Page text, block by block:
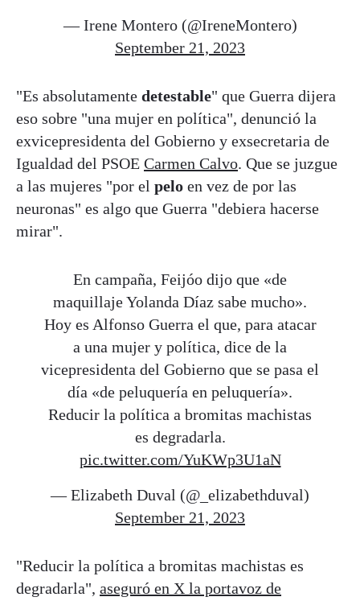
— Irene Montero (@IreneMontero)
September 21, 2023
"Es absolutamente detestable" que Guerra dijera
eso sobre "una mujer en política", denunció la
exvicepresidenta del Gobierno y exsecretaria de
Igualdad del PSOE Carmen Calvo. Que se juzgue
a las mujeres "por el pelo en vez de por las
neuronas" es algo que Guerra "debiera hacerse
mirar".
En campaña, Feijóo dijo que «de
maquillaje Yolanda Díaz sabe mucho».
Hoy es Alfonso Guerra el que, para atacar
a una mujer y política, dice de la
vicepresidenta del Gobierno que se pasa el
día «de peluquería en peluquería».
Reducir la política a bromitas machistas
es degradarla.
pic.twitter.com/YuKWp3U1aN
— Elizabeth Duval (@_elizabethduval)
September 21, 2023
"Reducir la política a bromitas machistas es
degradarla", aseguró en X la portavoz de